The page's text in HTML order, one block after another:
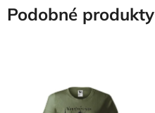
Podobné produkty